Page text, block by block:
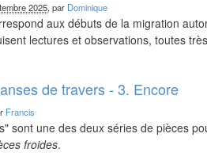
2025, par Dominique
aux débuts de la migration
lectures et observations, toutes
de travers - 3. Encore
Francis
sont une des deux séries de pièces
froides.